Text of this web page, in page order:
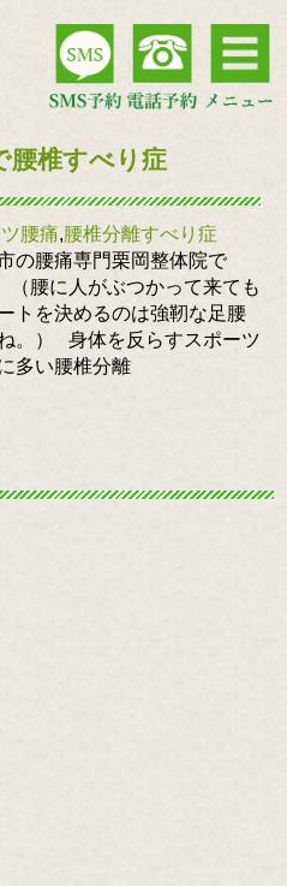
腰椎すべり症
腰痛,腰椎分離すべり症
の腰痛専門栗岡整体院で
腰に人がぶつかって来ても
トを決めるのは強靭な足腰
。） 身体を反らすスポーツ
多い腰椎分離